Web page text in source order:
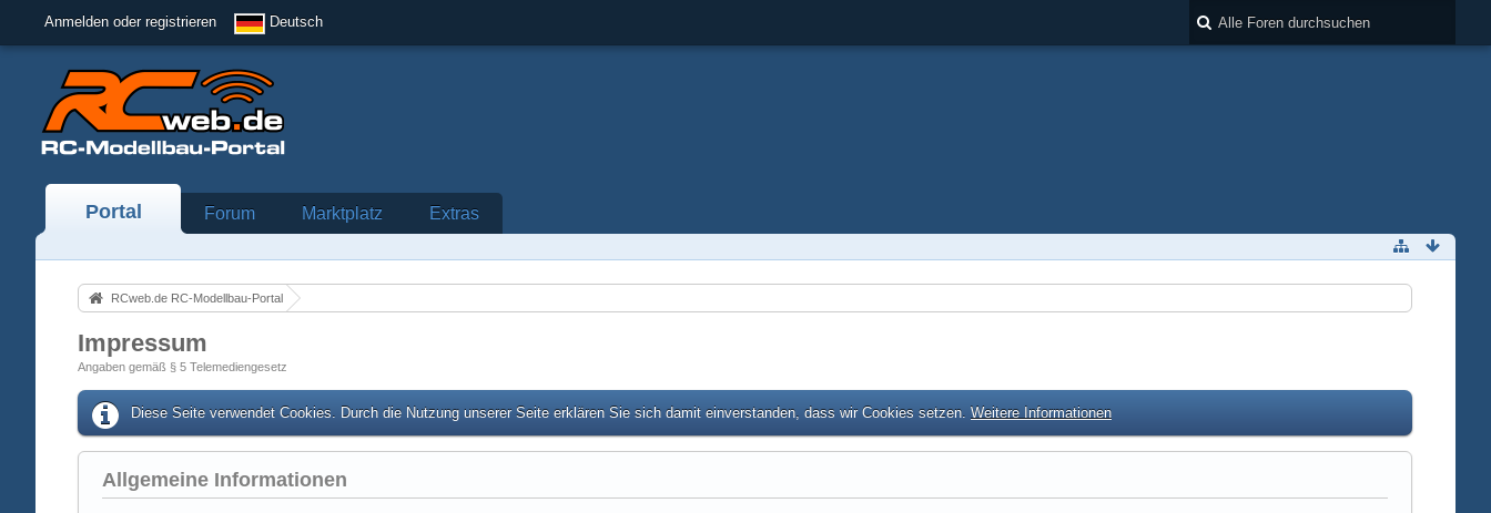
Anmelden oder registrieren Deutsch
Portal Forum Marktplatz Extras
RCweb.de RC-Modellbau-Portal
Impressum
Angaben gemäß § 5 Telemediengesetz
Diese Seite verwendet Cookies. Durch die Nutzung unserer Seite erklären Sie sich damit einverstanden, dass wir Cookies setzen. Weitere Informationen
Allgemeine Informationen